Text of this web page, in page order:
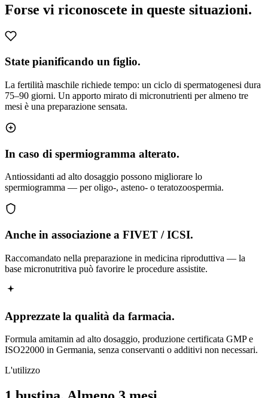
Forse vi riconoscete in queste situazioni.
State pianificando un figlio.
La fertilità maschile richiede tempo: un ciclo di spermatogenesi dura
75–90 giorni. Un apporto mirato di micronutrienti per almeno tre
mesi è una preparazione sensata.
In caso di spermiogramma alterato.
Antiossidanti ad alto dosaggio possono migliorare lo
spermiogramma — per oligo-, asteno- o teratozoospermia.
Anche in associazione a FIVET / ICSI.
Raccomandato nella preparazione in medicina riproduttiva — la
base micronutritiva può favorire le procedure assistite.
Apprezzate la qualità da farmacia.
Formula amitamin ad alto dosaggio, produzione certificata GMP e
ISO22000 in Germania, senza conservanti o additivi non necessari.
L'utilizzo